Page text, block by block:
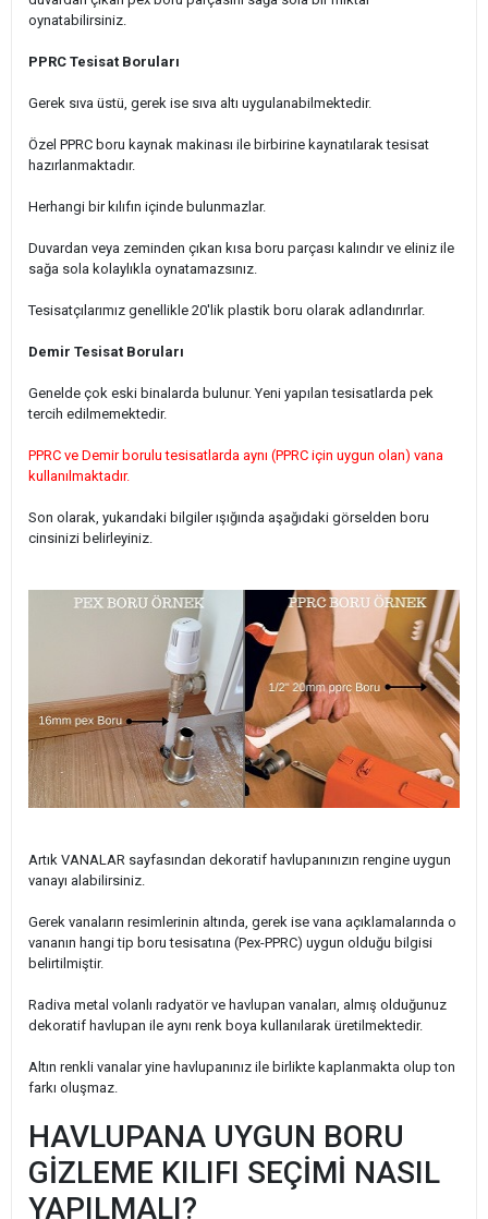
oynatabilirsiniz.
PPRC Tesisat Boruları
Gerek sıva üstü, gerek ise sıva altı uygulanabilmektedir.
Özel PPRC boru kaynak makinası ile birbirine kaynatılarak tesisat
hazırlanmaktadır.
Herhangi bir kılıfın içinde bulunmazlar.
Duvardan veya zeminden çıkan kısa boru parçası kalındır ve eliniz ile
sağa sola kolaylıkla oynatamazsınız.
Tesisatçılarımız genellikle 20'lik plastik boru olarak adlandırırlar.
Demir Tesisat Boruları
Genelde çok eski binalarda bulunur. Yeni yapılan tesisatlarda pek
tercih edilmemektedir.
PPRC ve Demir borulu tesisatlarda aynı (PPRC için uygun olan) vana
kullanılmaktadır.
Son olarak, yukarıdaki bilgiler ışığında aşağıdaki görselden boru
cinsinizi belirleyiniz.
Artık VANALAR sayfasından dekoratif havlupanınızın rengine uygun
vanayı alabilirsiniz.
Gerek vanaların resimlerinin altında, gerek ise vana açıklamalarında o
vananın hangi tip boru tesisatına (Pex-PPRC) uygun olduğu bilgisi
belirtilmiştir.
Radiva metal volanlı radyatör ve havlupan vanaları, almış olduğunuz
dekoratif havlupan ile aynı renk boya kullanılarak üretilmektedir.
Altın renkli vanalar yine havlupanınız ile birlikte kaplanmakta olup ton
farkı oluşmaz.
HAVLUPANA UYGUN BORU
GİZLEME KILIFI SEÇİMİ NASIL
YAPILMALI?